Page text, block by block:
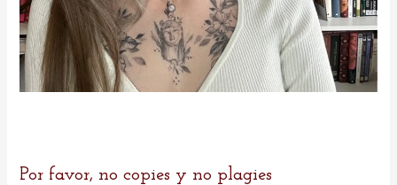
Por favor, no copies y no plagies